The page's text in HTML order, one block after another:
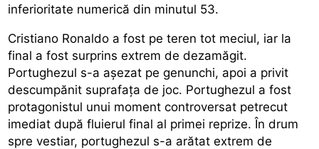
inferioritate numerică din minutul 53.
Cristiano Ronaldo a fost pe teren tot meciul, iar la
final a fost surprins extrem de dezamăgit.
Portughezul s-a așezat pe genunchi, apoi a privit
descumpănit suprafața de joc. Portughezul a fost
protagonistul unui moment controversat petrecut
imediat după fluierul final al primei reprize. În drum
spre vestiar, portughezul s-a arătat extrem de